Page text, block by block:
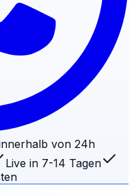
von 24h
Live in 7-14 Tagen